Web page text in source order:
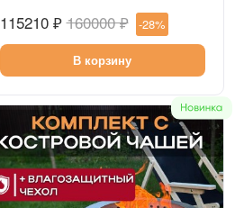
115210 ₽ 160000 ₽ -28%
В корзину